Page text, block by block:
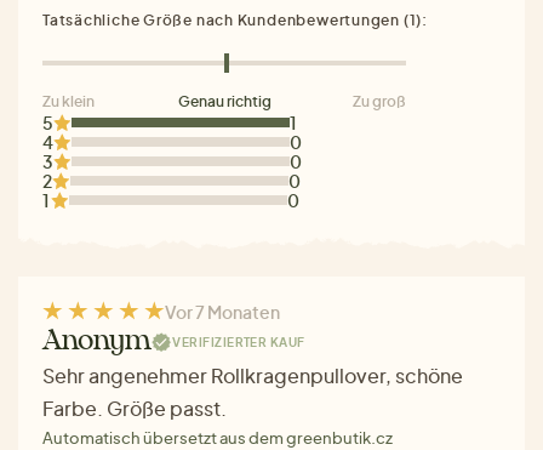
5
1
4
0
3
0
2
0
1
0
Tatsächliche Größe nach Kundenbewertungen (1):
Zu klein Genau richtig Zu groß
Vor 7 Monaten
Anonym VERIFIZIERTER KAUF
Sehr angenehmer Rollkragenpullover, schöne
Farbe. Größe passt.
Automatisch übersetzt aus dem greenbutik.cz